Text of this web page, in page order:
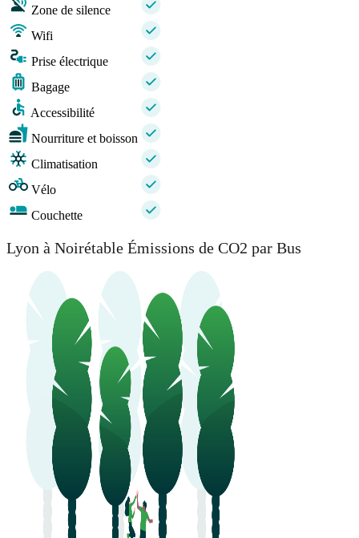
Zone de silence
Wifi
Prise électrique
Bagage
Accessibilité
Nourriture et boisson
Climatisation
Vélo
Couchette
Lyon à Noirétable Émissions de CO2 par Bus